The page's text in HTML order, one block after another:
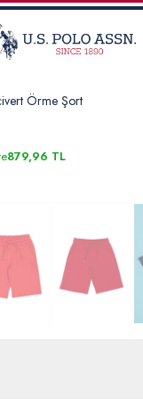
Örme Şort
879,96 TL